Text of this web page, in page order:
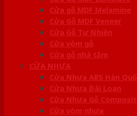
Cửa gỗ MDF Melamine
Cửa Gỗ MDF Veneer
Cửa Gỗ Tự Nhiên
Cửa vòm gỗ
Cửa gỗ nhà tắm
CỬA NHỰA
Cửa Nhựa ABS Hàn
Cửa Nhựa Đài Loan
Cửa Nhựa Gỗ
Cửa vòm nhựa